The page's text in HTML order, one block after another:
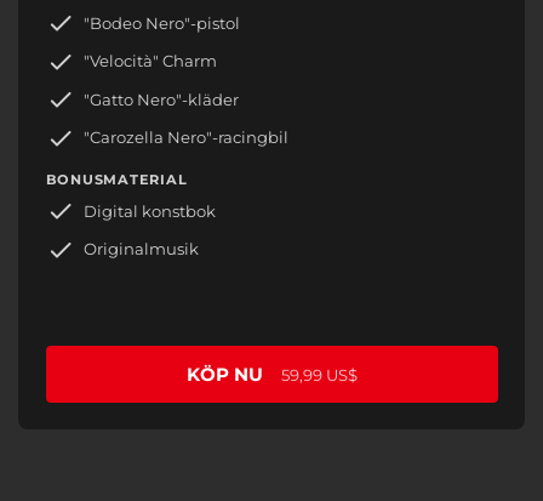
"Bodeo Nero"-pistol
"Velocità" Charm
"Gatto Nero"-kläder
"Carozella Nero"-racingbil
BONUSMATERIAL
Digital konstbok
Originalmusik
KÖP NU 59,99 US$